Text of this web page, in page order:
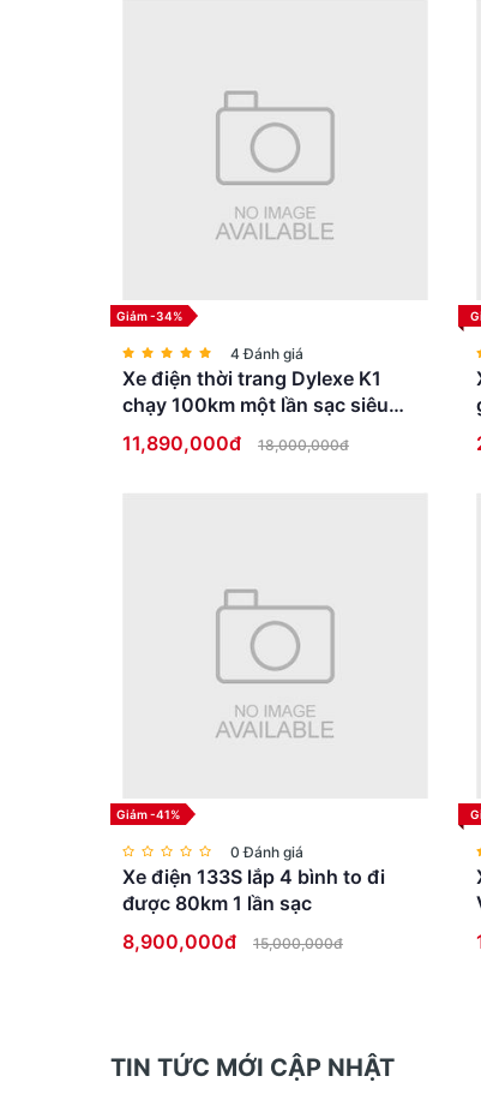
Giảm -34%
4 Đánh giá
Xe điện thời trang Dylexe K1
chạy 100km một lần sạc siêu
HOT
11,890,000đ 18,000,000đ
Giảm -41%
0 Đánh giá
Xe điện 133S lắp 4 bình to đi
được 80km 1 lần sạc
8,900,000đ
15,000,000đ
TIN TỨC MỚI CẬP NHẬT